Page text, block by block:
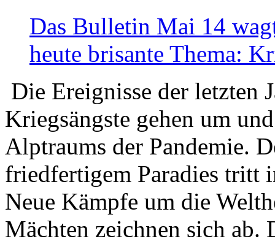
Das Bulletin Mai 14
heute brisante Thema:
Die Ereignisse der letzten
Kriegsängste gehen um
Alptraums der Pandemie.
friedfertigem Paradies tritt
Neue Kämpfe um die
Mächten zeichnen sich